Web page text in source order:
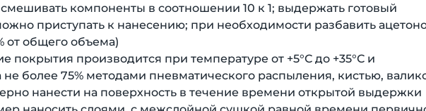
компоненты в соотношении 10 к 1; выдержать готовый
приступать к нанесению; при необходимости разбавить
от общего объема)
покрытия производится при температуре от +5°С до +35°С и
более 75% методами пневматического распыления, кистью,
нанести на поверхность в течение времени открытой выдержки